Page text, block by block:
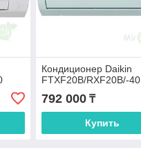
Кондиционер Daikin
FTXF20B/RXF20B/-40
792 000₸
Купить